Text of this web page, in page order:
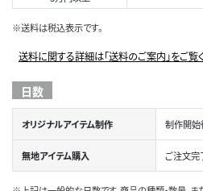
※送料は税込表示です。
送料に関する詳細は「送料のご案内」をご覧
日数
オリジナルアイテム制作 制作開始
無地アイテム購入 ご注文完